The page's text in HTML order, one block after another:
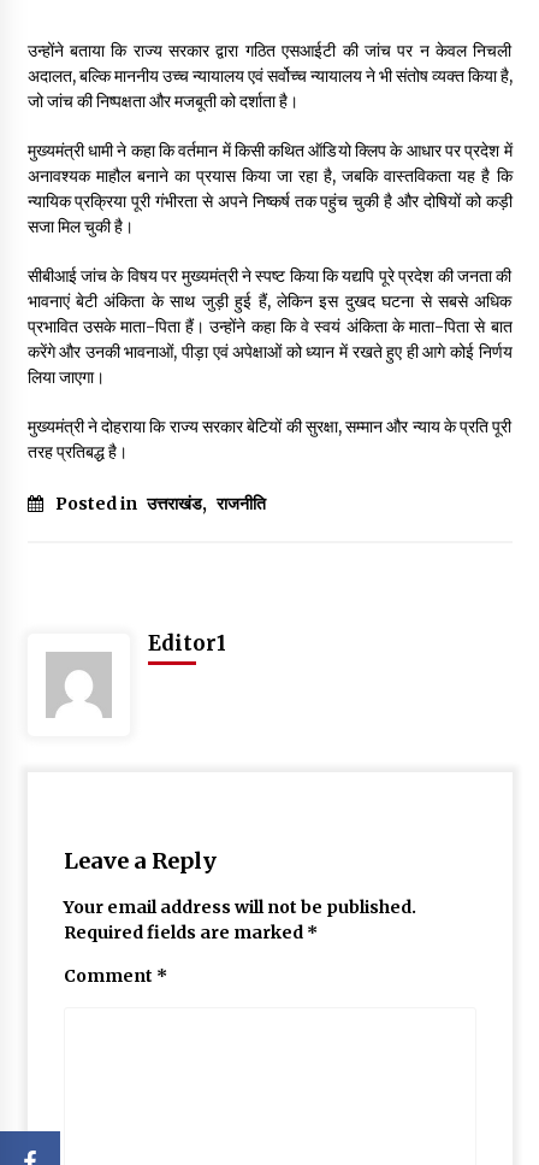
उन्होंने बताया कि राज्य सरकार द्वारा गठित एसआईटी की जांच पर न केवल निचली
अदालत, बल्कि माननीय उच्च न्यायालय एवं सर्वोच्च न्यायालय ने भी संतोष व्यक्त किया है,
जो जांच की निष्पक्षता और मजबूती को दर्शाता है।
मुख्यमंत्री धामी ने कहा कि वर्तमान में किसी कथित ऑडियो क्लिप के आधार पर प्रदेश में
अनावश्यक माहौल बनाने का प्रयास किया जा रहा है, जबकि वास्तविकता यह है कि
न्यायिक प्रक्रिया पूरी गंभीरता से अपने निष्कर्ष तक पहुंच चुकी है और दोषियों को कड़ी
सजा मिल चुकी है।
सीबीआई जांच के विषय पर मुख्यमंत्री ने स्पष्ट किया कि यद्यपि पूरे प्रदेश की जनता की
भावनाएं बेटी अंकिता के साथ जुड़ी हुई हैं, लेकिन इस दुखद घटना से सबसे अधिक
प्रभावित उसके माता-पिता हैं। उन्होंने कहा कि वे स्वयं अंकिता के माता-पिता से बात
करेंगे और उनकी भावनाओं, पीड़ा एवं अपेक्षाओं को ध्यान में रखते हुए ही आगे कोई निर्णय
लिया जाएगा।
मुख्यमंत्री ने दोहराया कि राज्य सरकार बेटियों की सुरक्षा, सम्मान और न्याय के प्रति पूरी
तरह प्रतिबद्ध है।
Posted in उत्तराखंड, राजनीति
Editor1
Leave a Reply
Your email address will not be published.
Required fields are marked *
Comment *